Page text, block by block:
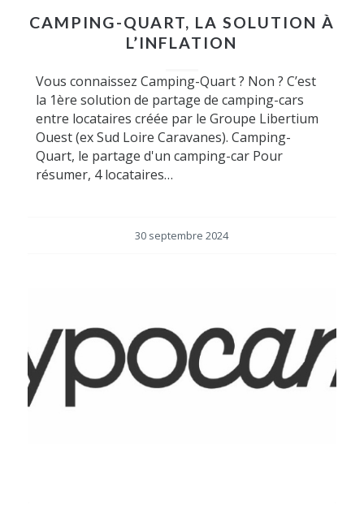
CAMPING-QUART, LA SOLUTION À
L’INFLATION
Vous connaissez Camping-Quart ? Non ? C’est
la 1ère solution de partage de camping-cars
entre locataires créée par le Groupe Libertium
Ouest (ex Sud Loire Caravanes). Camping-
Quart, le partage d'un camping-car Pour
résumer, 4 locataires…
30 septembre 2024